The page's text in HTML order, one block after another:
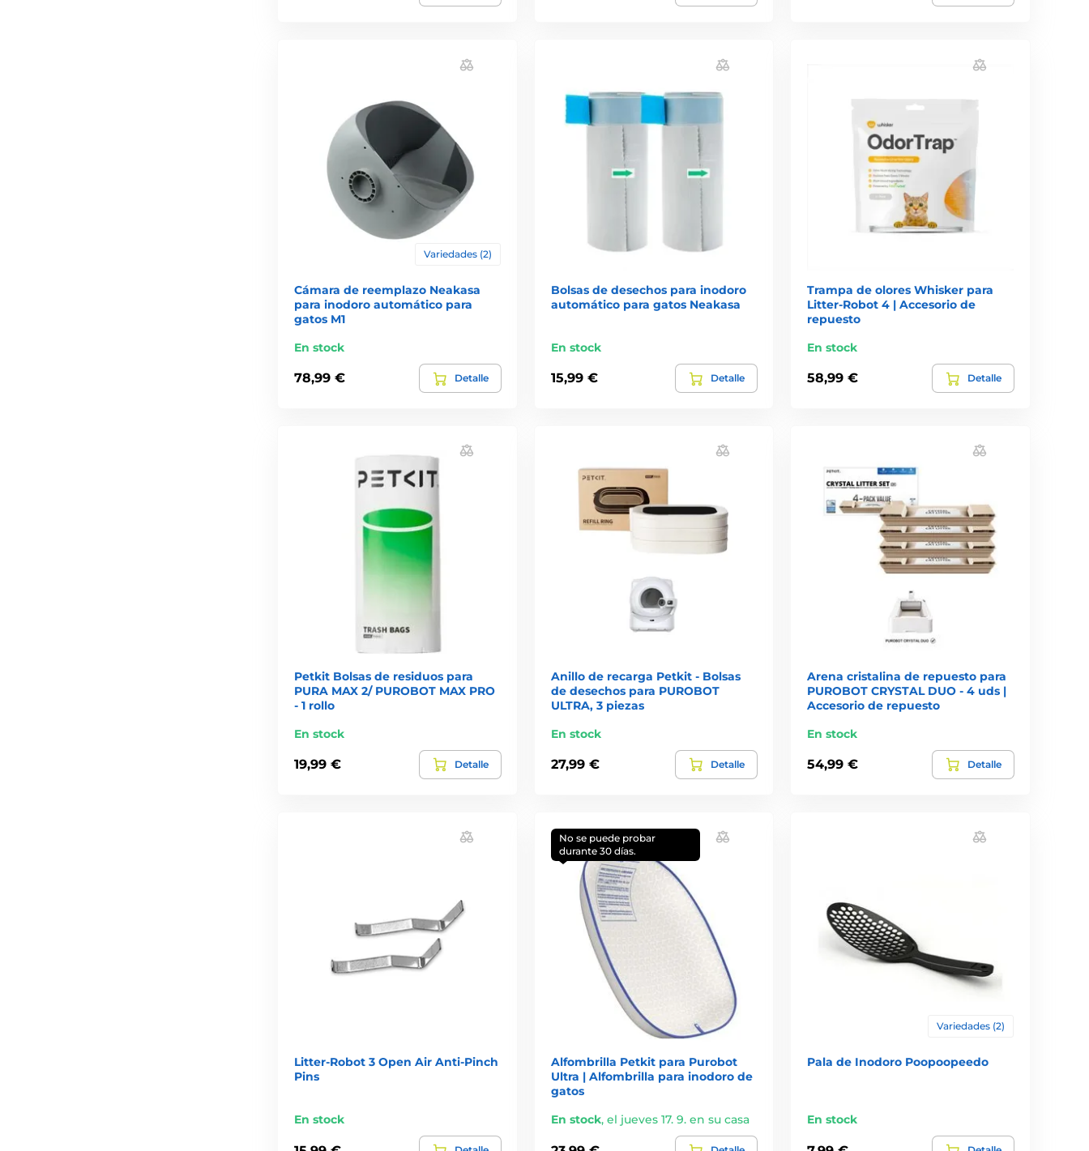
Variedades (2)
Cámara de reemplazo Neakasa
para inodoro automático para
gatos M1
En stock
78,99 € Detalle
Bolsas de desechos para inodoro
automático para gatos Neakasa
En stock
15,99 € Detalle
Trampa de olores Whisker para
Litter-Robot 4 | Accesorio de
repuesto
En stock
58,99 € Detalle
Petkit Bolsas de residuos para
PURA MAX 2/ PUROBOT MAX PRO
- 1 rollo
En stock
19,99 € Detalle
Anillo de recarga Petkit - Bolsas
de desechos para PUROBOT
ULTRA, 3 piezas
En stock
27,99 € Detalle
Arena cristalina de repuesto para
PUROBOT CRYSTAL DUO - 4 uds |
Accesorio de repuesto
En stock
54,99 € Detalle
Litter-Robot 3 Open Air Anti-Pinch
Pins
En stock
No se puede probar
durante 30 días.
Alfombrilla Petkit para Purobot
Ultra | Alfombrilla para inodoro de
gatos
En stock, el jueves 17. 9. en su casa
Variedades (2)
Pala de Inodoro Poopoopeedo
En stock